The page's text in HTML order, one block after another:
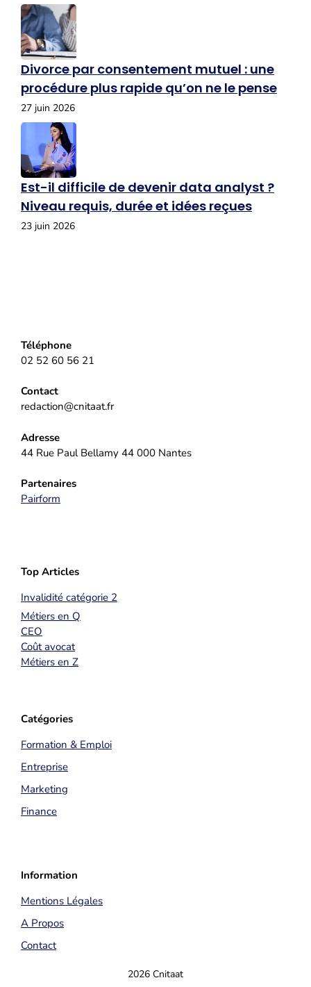
Divorce par consentement mutuel : une
procédure plus rapide qu’on ne le pense
27 juin 2026
Est-il difficile de devenir data analyst ?
Niveau requis, durée et idées reçues
23 juin 2026
Téléphone
02 52 60 56 21
Contact
redaction@cnitaat.fr
Adresse
44 Rue Paul Bellamy 44 000 Nantes
Partenaires
Pairform
Top Articles
Invalidité catégorie 2
Métiers en Q
CEO
Coût avocat
Métiers en Z
Catégories
Formation & Emploi
Entreprise
Marketing
Finance
Information
Mentions Légales
A Propos
Contact
2026 Cnitaat